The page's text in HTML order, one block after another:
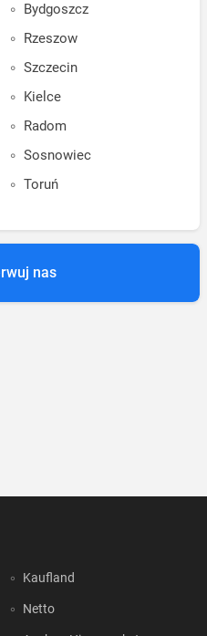
Bydgoszcz
Rzeszow
Szczecin
Kielce
Radom
Sosnowiec
Toruń
nas
Kaufland
Netto